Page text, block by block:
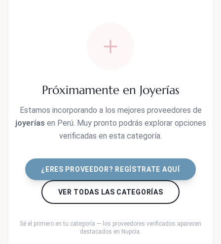
Próximamente en Joyerías
Estamos incorporando a los mejores proveedores de
joyeríasen Perú. Muy pronto podrás explorar opciones
verificadas en esta categoría.
¿ERES PROVEEDOR? REGÍSTRATE AQUÍ
VER TODAS LAS CATEGORÍAS
Sé el primero en tu categoría — los proveedores verificados aparecen
destacados en Nupcia.